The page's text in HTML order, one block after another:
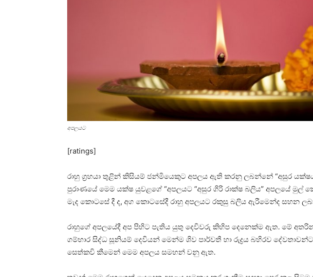
අපලයට
[ratings]
රාහු ග්‍රහයා තුළින් කිසියම් ජන්මියෙකුට අපලය ඇති කරනු ලබන්නේ “අසුර
පුරාණයේ මෙම යක්‌ෂ යුවළගේ “අපලයට “අසුර ගිරි රාක්‌ෂ බලිය” අපලයේ මුල්
මැද කොටසේ දී ද, අග කොටසේදී රාහු අපලයට රකුසු බලිය ඇරීමෙන්ද සහන
රාහුගේ අපලයේදී අප පිහිට පැතිය යුතු දෙවිවරු කිහිප දෙනෙක්‌ම ඇත. මේ
ගම්භාර සිද්ධ සූනියම් දෙවියන් මෙන්ම ශිව පාර්වතී හා රුද්‍රය බහිරව දේවතාවන්ට
සෙත්කවි කීමෙන් මෙම අපලය සමහන් වනු ඇත.